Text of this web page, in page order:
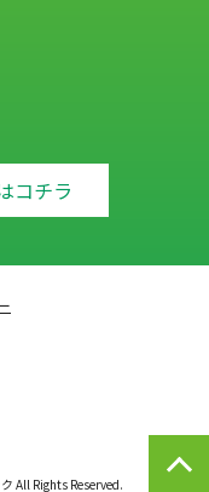
コチラ
All Rights Reserved.